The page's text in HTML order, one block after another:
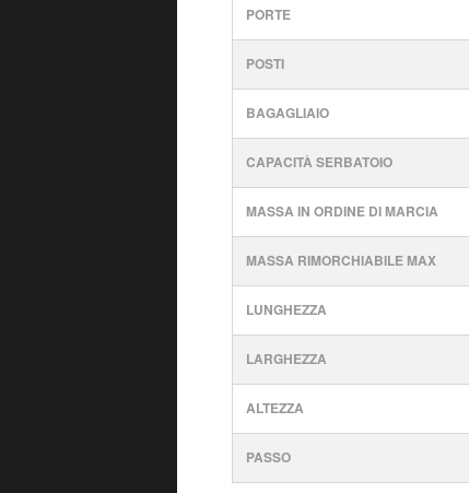
PORTE
POSTI
BAGAGLIAIO
CAPACITÀ SERBATOIO
MASSA IN ORDINE DI MARCIA
MASSA RIMORCHIABILE MAX
LUNGHEZZA
LARGHEZZA
ALTEZZA
PASSO